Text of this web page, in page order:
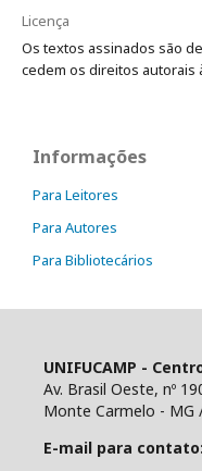
Licença
Os textos assinados são
cedem os direitos autorais
Informações
Para Leitores
Para Autores
Para Bibliotecários
UNIFUCAMP -
Av. Brasil Oeste, nº
Monte Carmelo - MG
E-mail para contato: